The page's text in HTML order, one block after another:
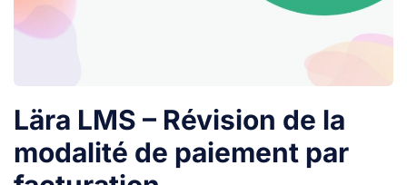
Lära LMS – Révision de la
modalité de paiement par